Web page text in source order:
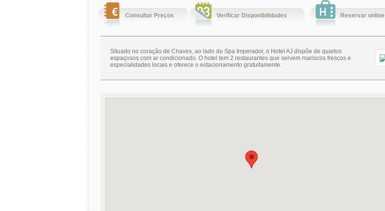
Consultar Preços Verificar Disponibilidades Reservar online
Situado no coração de Chaves, ao lado do Spa Imperador, o Hotel AJ dispõe de quartos
espaçosos com ar condicionado. O hotel tem 2 restaurantes que servem mariscos frescos e
especialidades locais e oferece o estacionamento gratuitamente.